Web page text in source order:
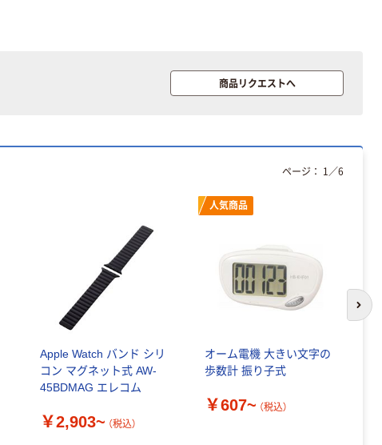
商品リクエストへ
Apple Watch バンド シリ
コン マグネット式 AW-
45BDMAG エレコム
￥2,903~ （税込）
人気商品
オーム電機 大きい文字の
歩数計 振り子式
￥607~ （税込）
ページ： 1 ／6
次
本気プライス
アスクル クリア
本気プライス
150組 5箱入 ア
スクル スマート
コンパクト ビ
ビッド PEFC認
￥328~ （税込）
パー ダブル60
ｍ 再生紙
リサイクル100
￥460~